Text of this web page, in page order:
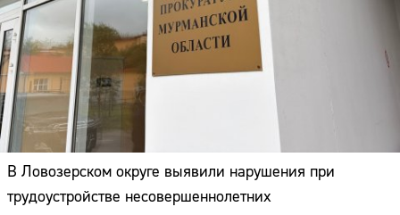
В Ловозерском округе выявили нарушения при
трудоустройстве несовершеннолетних